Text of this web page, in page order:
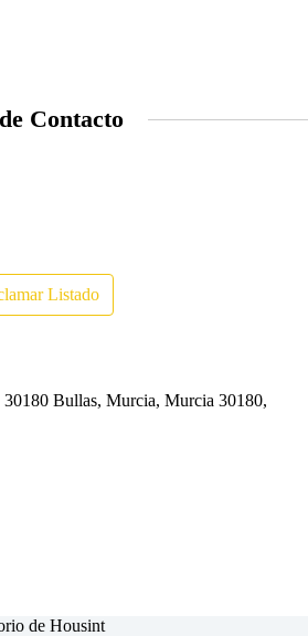
Contacto
Listado
Bullas, Murcia, Murcia 30180,
de Housint